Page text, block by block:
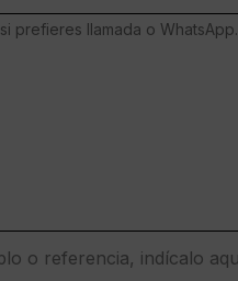
prefieres llamada o WhatsApp.